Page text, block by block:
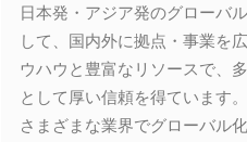
日本発・アジア発のグローバ
して、国内外に拠点・事業を
ウハウと豊富なリソースで、
として厚い信頼を得ています。
さまざまな業界でグローバル